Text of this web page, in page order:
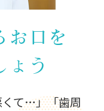
お口を
ょう
くて…」「歯周